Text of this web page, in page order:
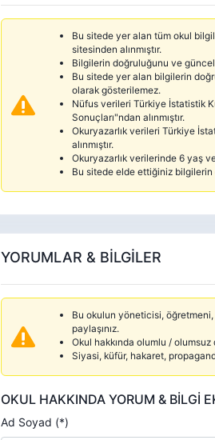
Bu sitede yer alan tüm okul
sitesinden alınmıştır.
Bilgilerin doğruluğunu ve
Bu sitede yer alan bilgilerin
olarak gösterilemez.
Nüfus verileri Türkiye İstatistik
Sonuçları"ndan alınmıştır.
Okuryazarlık verileri Türkiye
alınmıştır.
Okuryazarlık verilerinde 6 yaş
Bu sitede elde ettiğiniz
YORUMLAR & BİLGİLER
Bu okulun yöneticisi,
paylaşınız.
Okul hakkında olumlu /
Siyasi, küfür, hakaret,
OKUL HAKKINDA YORUM & BİLGİ
Ad Soyad (*)